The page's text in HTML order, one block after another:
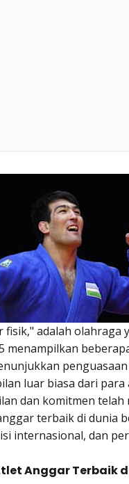
fisik," adalah
menampilkan
luar biasa dari
dan komitmen
terbaik di dunia
internasional, dan
Anggar Terbaik